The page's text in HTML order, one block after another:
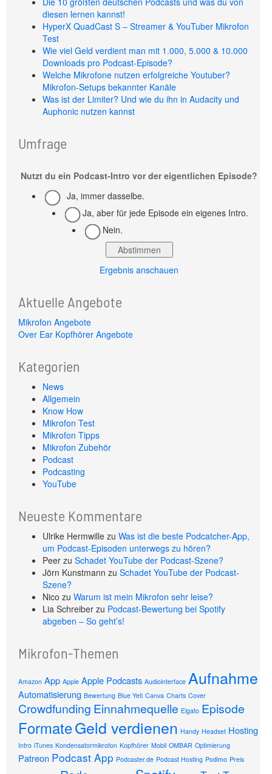
diesen lernen kannst!
HyperX QuadCast S – Streamer & YouTuber Mikrofon
Test
Wie viel Geld verdient man mit 1.000, 5.000 & 10.000
Downloads pro Podcast-Episode?
Welche Mikrofone nutzen erfolgreiche Youtuber?
Mikrofon-Setups bekannter Kanäle
Was ist der Limiter? Und wie du ihn in Audacity und
Auphonic nutzen kannst
Umfrage
Nutzt du ein Podcast-Intro vor der eigentlichen Episode?
Ja, immer dasselbe.
Ja, aber für jede Episode ein eigenes Intro.
Nein.
Ergebnis anschauen
Aktuelle Angebote
Mikrofon Angebote
Over Ear Kopfhörer Angebote
Kategorien
News
Allgemein
Know How
Mikrofon Test
Mikrofon Tipps
Mikrofon Zubehör
Podcast
Podcasting
YouTube
Neueste Kommentare
Ulrike Hermwille zu Was ist die beste Podcatcher-App,
um Podcast-Episoden unterwegs zu hören?
Peer zu Schadet YouTube der Podcast-Szene?
Jörn Kunstmann zu Schadet YouTube der Podcast-
Szene?
Nico zu Warum ist mein Mikrofon sehr leise?
Lia Schreiber zu Podcast-Bewertung bei Spotify
abgeben – So geht’s!
Mikrofon-Themen
Amazon App Apple Apple Podcasts Audiointerface Aufnahme
Automatisierung Bewertung Blue Yeti Canva Charts Cover
Crowdfunding Einnahmequelle Elgato Episode
FormateGeld verdienen Handy Headset Hosting
Intro iTunes Kondensatormikrofon Kopfhörer Mobil OMBAR Optimierung
Patreon Podcast App Podcaster.de Podcast Hosting Podimo Preis